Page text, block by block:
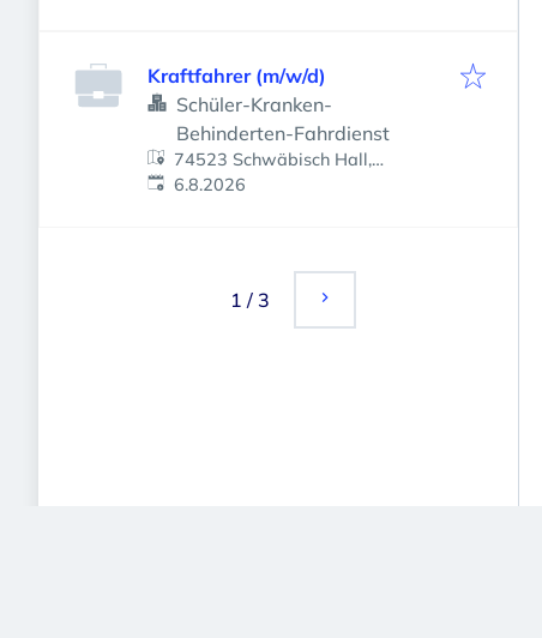
Kraftfahrer (m/w/d)
Schüler-Kranken-
Behinderten-Fahrdienst
74523 Schwäbisch Hall,
Deutschland
Veröffentlicht
6.8.2026
1 / 3